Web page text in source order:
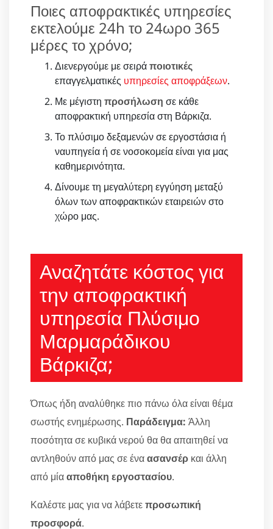
Ποιες αποφρακτικές υπηρεσίες
εκτελούμε 24h το 24ωρο 365
μέρες το χρόνο;
Διενεργούμε με σειράποιοτικές
επαγγελματικές υπηρεσίες αποφράξεων.
Με μέγιστη προσήλωση σε κάθε
αποφρακτική υπηρεσία στη Βάρκιζα.
Το πλύσιμο δεξαμενών σε εργοστάσια ή
ναυπηγεία ή σε νοσοκομεία είναι για μας
καθημερινότητα.
Δίνουμε τη μεγαλύτερη εγγύηση μεταξύ
όλων των αποφρακτικών εταιρειών στο
χώρο μας.
Αναζητάτε κόστος για
την αποφρακτική
υπηρεσία Πλύσιμο
Μαρμαράδικου
Βάρκιζα;
Όπως ήδη αναλύθηκε πιο πάνω όλα είναι θέμα
σωστής ενημέρωσης. Παράδειγμα: Άλλη
ποσότητα σε κυβικά νερού θα θα απαιτηθεί να
αντληθούν από μας σε έναασανσέρ και άλλη
από μίααποθήκη εργοστασίου.
Καλέστε μας για να λάβετεπροσωπική
προσφορά.